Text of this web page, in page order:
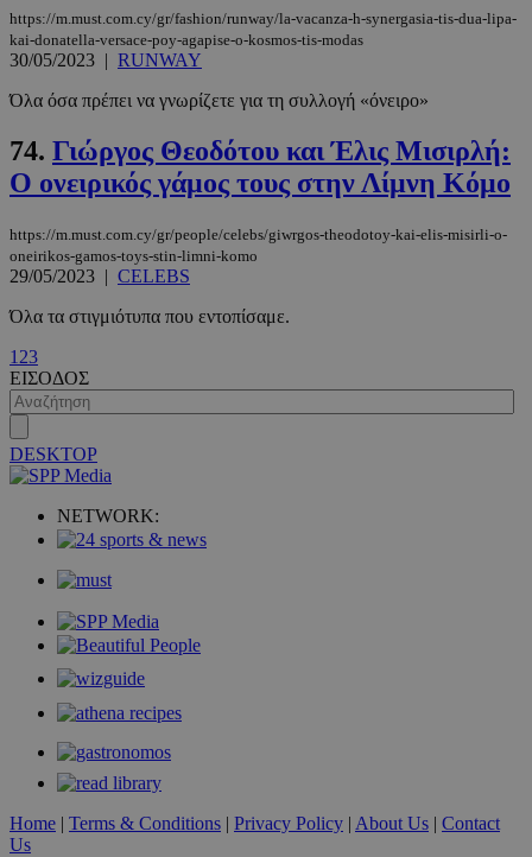
https://m.must.com.cy/gr/fashion/runway/la-vacanza-h-synergasia-tis-dua-lipa-
kai-donatella-versace-poy-agapise-o-kosmos-tis-modas
30/05/2023 | RUNWAY
Όλα όσα πρέπει να γνωρίζετε για τη συλλογή «όνειρο»
74. Γιώργος Θεοδότου και Έλις Μισιρλή:
Ο ονειρικός γάμος τους στην Λίμνη Κόμο
https://m.must.com.cy/gr/people/celebs/giwrgos-theodotoy-kai-elis-misirli-o-
oneirikos-gamos-toys-stin-limni-komo
29/05/2023 | CELEBS
Όλα τα στιγμιότυπα που εντοπίσαμε.
1 23
ΕΙΣΟΔΟΣ
DESKTOP
NETWORK:
Home | Terms & Conditions | Privacy Policy | About Us | Contact
Us
__cf_bm
Cloudflare Inc.
.twitter.com
29 λεπτά
CookieScriptConsent
Privacy Policy